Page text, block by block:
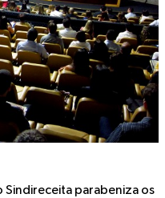
Sindireceita parabeniza os